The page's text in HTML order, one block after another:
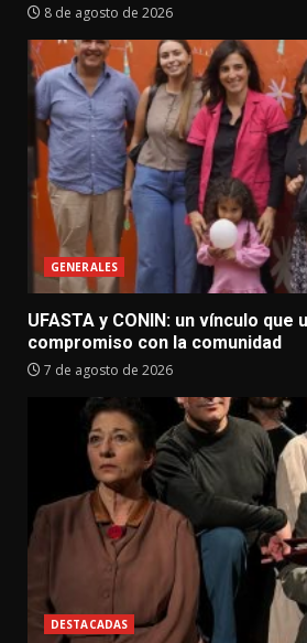
8 de agosto de 2026
GENERALES
UFASTA y CONIN: un vínculo
compromiso con la comunidad
7 de agosto de 2026
DESTACADAS